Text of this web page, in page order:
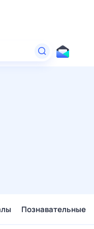
Познавательные